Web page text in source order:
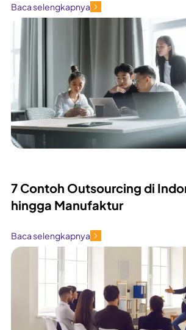
Baca selengkapnya
7 Contoh Outsourcing di
hingga Manufaktur
Baca selengkapnya